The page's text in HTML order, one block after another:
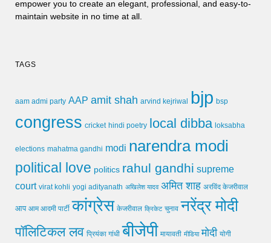
empower you to create an elegant, professional, and easy-to-
maintain website in no time at all.
TAGS
aam admi party AAP amit shah arvind kejriwal bjp bsp
congress cricket hindi poetry local dibba loksabha
elections mahatma gandhi modi narendra modi
political love politics rahul gandhi supreme
court virat kohli yogi adityanath अखिलेश यादव अमित शाह अरविंद केजरीवाल
आप आम आदमी पार्टी कांग्रेस केजरीवाल क्रिकेट चुनाव नरेंद्र मोदी
पॉलिटिकल लव प्रियंका गांधी बीजेपी मायावती मीडिया मोदी योगी